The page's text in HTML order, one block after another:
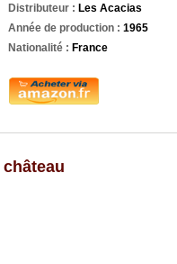
Distributeur : Les Acacias
Année de production : 1965
Nationalité : France